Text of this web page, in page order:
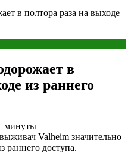
в полтора раза на выходе
в
из раннего
минуты
Valheim значительно
раннего доступа.